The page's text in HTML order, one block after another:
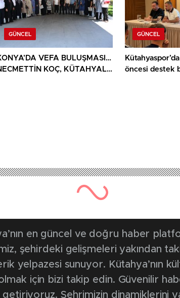
GÜNCEL
VEFA BULUŞMASI…
KOÇ, KÜTAHYALI
GÜNCEL
öncesi destek
en güncel ve doğru haber
şehirdeki gelişmeleri yakından
yelpazesi sunuyor. Kütahya’nın
için bizi takip edin. Güvenilir
Şehrimizin dinamiklerini